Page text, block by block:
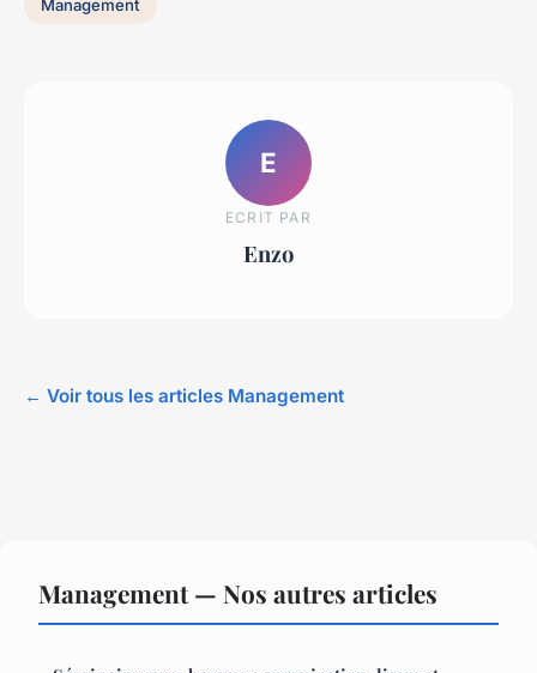
Management
E
ECRIT PAR
Enzo
← Voir tous les articles Management
Management — Nos autres articles